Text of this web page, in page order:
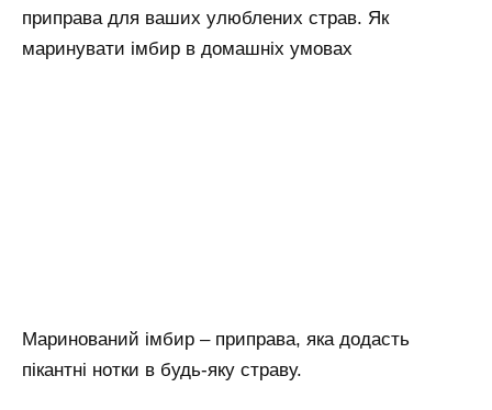
приправа для ваших улюблених страв. Як
маринувати імбир в домашніх умовах
Маринований імбир – приправа, яка додасть
пікантні нотки в будь-яку страву.